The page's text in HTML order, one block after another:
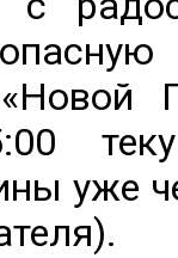
уже